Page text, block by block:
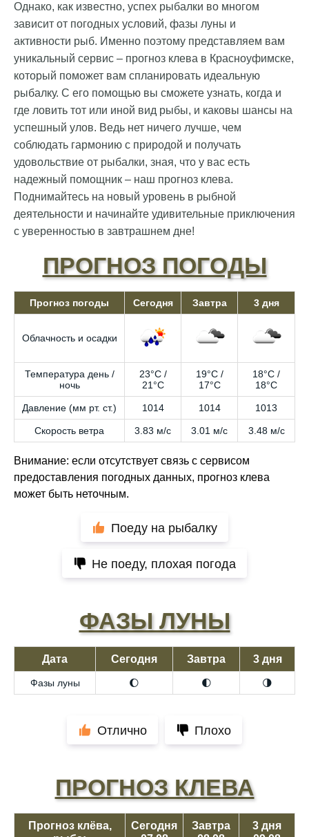
Однако, как известно, успех рыбалки во многом
зависит от погодных условий, фазы луны и
активности рыб. Именно поэтому представляем вам
уникальный сервис – прогноз клева в Красноуфимске,
который поможет вам спланировать идеальную
рыбалку. С его помощью вы сможете узнать, когда и
где ловить тот или иной вид рыбы, и каковы шансы на
успешный улов. Ведь нет ничего лучше, чем
соблюдать гармонию с природой и получать
удовольствие от рыбалки, зная, что у вас есть
надежный помощник – наш прогноз клева.
Поднимайтесь на новый уровень в рыбной
деятельности и начинайте удивительные приключения
с уверенностью в завтрашнем дне!
ПРОГНОЗ ПОГОДЫ
Прогноз погоды Сегодня Завтра 3 дня
Облачность и осадки
Температура день /
ночь
23°C /
21°C
19°C /
17°C
18°C /
18°C
Давление (мм рт. ст.) 1014 1014 1013
Скорость ветра 3.83 м/с 3.01 м/с 3.48 м/с
Внимание: если отсутствует связь с сервисом
предоставления погодных данных, прогноз клева
может быть неточным.
Поеду на рыбалку
Не поеду, плохая погода
ФАЗЫ ЛУНЫ
Дата Сегодня Завтра 3 дня
Фазы луны 🌔 🌓 🌗
Отлично Плохо
ПРОГНОЗ КЛЕВА
Прогноз клёва,
Сегодня
Завтра
3 дня